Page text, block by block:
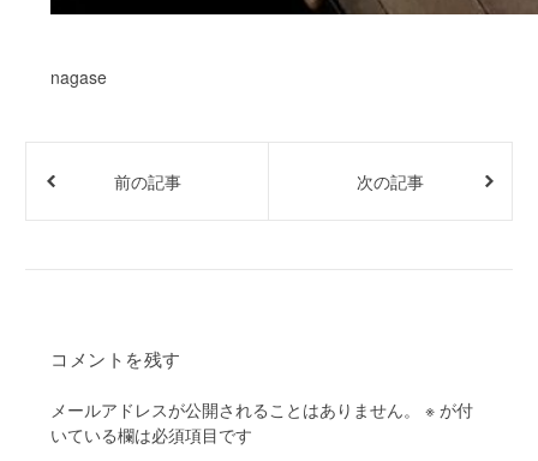
nagase
前の記事 次の記事
コメントを残す
メールアドレスが公開されることはありません。 ※ が付
いている欄は必須項目です